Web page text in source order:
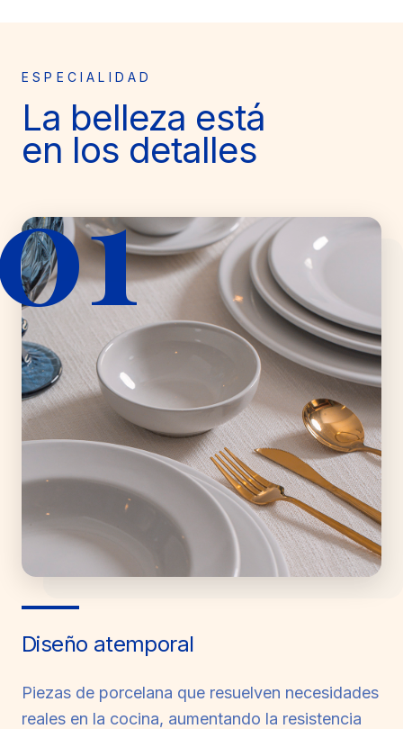
ESPECIALIDAD
La belleza está
en los detalles
Diseño atemporal
Piezas de porcelana que resuelven necesidades
reales en la cocina, aumentando la resistencia